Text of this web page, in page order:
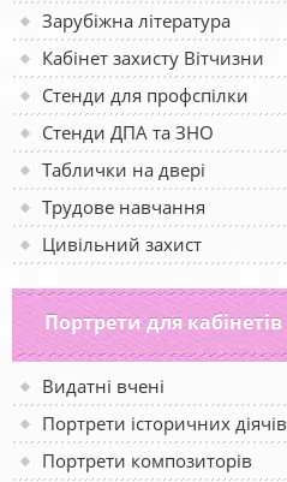
Зарубіжна література
Кабінет захисту Вітчизни
Стенди для профспілки
Стенди ДПА та ЗНО
Таблички на двері
Трудове навчання
Цивільний захист
Портрети для кабінетів
Видатні вчені
Портрети історичних діячів
Портрети композиторів